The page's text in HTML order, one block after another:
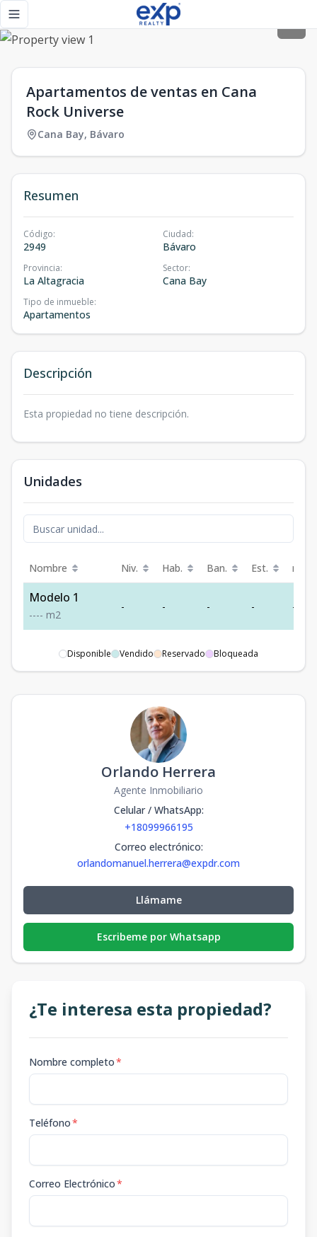
Toggle navigation menu
Apartamentos de ventas en Cana
Rock Universe
Cana Bay, Bávaro
Resumen
Código:
2949
Ciudad:
Bávaro
Provincia:
La Altagracia
Sector:
Cana Bay
Tipo de inmueble:
Apartamentos
Descripción
Esta propiedad no tiene descripción.
Unidades
Nombre Niv. Hab. Ban. Est. m²
Modelo 1
---- m2
- - - - -
Disponible Vendido Reservado Bloqueada
Orlando Herrera
Agente Inmobiliario
Celular / WhatsApp:
+18099966195
Correo electrónico:
orlandomanuel.herrera@expdr.com
Llámame
Escribeme por Whatsapp
¿Te interesa esta propiedad?
Nombre completo*
Teléfono*
Correo Electrónico*
Apartamentos de ventas en Cana Rock Universe - eXp